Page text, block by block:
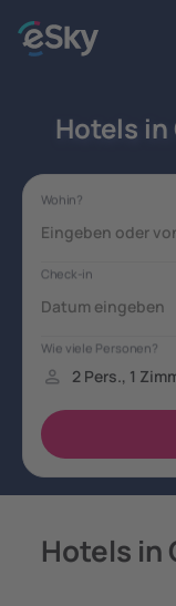
Hotels
Hotels in